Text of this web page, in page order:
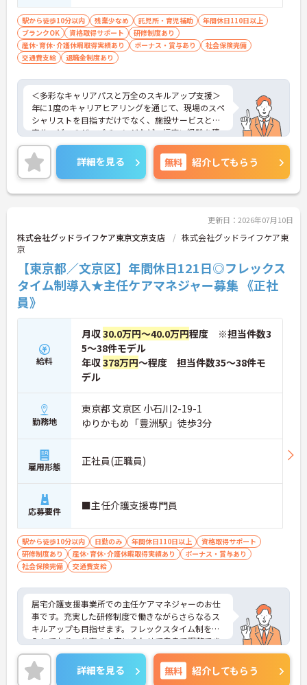
駅から徒歩10分以内 残業少なめ 託児所・育児補助
年間休日110日以上
ブランクOK
資格取得サポート
研修制度あり
産休･育休･介護休暇取得実績あり
ボーナス・賞与あり
社会保険完備
交通費支給
退職金制度あり
＜多彩なキャリアパスと万全のスキルアップ支援＞
年に1度のキャリアヒアリングを通じて、現場のスペ
シャリストを目指すだけでなく、施設サービスと在
宅サービスのジョブチェンジなど、幅広い経験を積
むことが可能です。
＜プライベートも充実させる嬉しい福利厚生＞仕事
の疲れを癒やすための制度も充実しています。各地
のレジャー施設や宿泊が最大80％オフになる優待制
度や、勤続5年ごとの「特別連続有給休暇（5日）」
休110日に加え、独自の休暇制度もしっかり整って
いるため、オンオフのメリハリをつけて働けます。
詳細を見る 無料 紹介してもらう
更新日：2026年07月10日
株式会社グッドライフケア東京文京支店
株式会社グッドライフケア東
京
【東京都／文京区】年間休日121日◎フレックス
タイム制導入★主任ケアマネジャー募集 《正社
員》
給料
月収30.0万円～40.0万円程度 ※担当件数3
5～38件モデル
年収378万円～程度 担当件数35～38件モ
デル
勤務地
東京都 文京区 小石川2-19-1
ゆりかもめ「豊洲駅」徒歩3分
雇用形態 正社員(正職員)
応募要件 ■主任介護支援専門員
駅から徒歩10分以内 日勤のみ 年間休日110日以上
資格取得サポート
研修制度あり
産休･育休･介護休暇取得実績あり
ボーナス・賞与あり
社会保険完備
交通費支給
居宅介護支援事業所での主任ケアマネジャーのお仕
事です。充実した研修制度で働きながらさらなるス
キルアップも目指せます。フレックスタイム制を導
入しており、仕事の内容に合わせて自身で調整でき
無理なく勤務いただけます。ご興味のある方には、
面接対策ポイントなど、さらに詳細をお話しいたし
ますのでお気軽にご相談ください！
詳細を見る 無料 紹介してもらう